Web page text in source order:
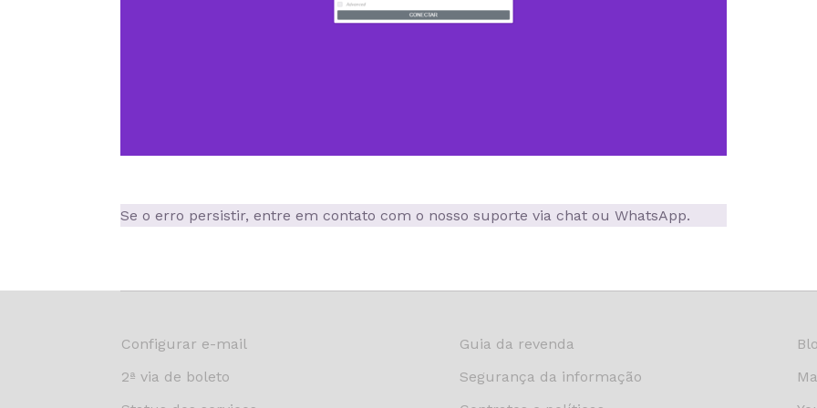
Se o erro persistir, entre em contato com o nosso suporte via chat ou WhatsApp.
Configurar e-mail
2ª via de boleto
Guia da revenda
Segurança da informação